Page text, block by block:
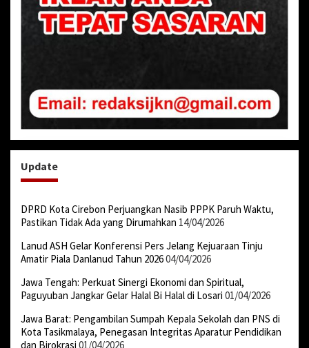
Update
DPRD Kota Cirebon Perjuangkan Nasib PPPK Paruh Waktu,
Pastikan Tidak Ada yang Dirumahkan 14/04/2026
Lanud ASH Gelar Konferensi Pers Jelang Kejuaraan Tinju
Amatir Piala Danlanud Tahun 202604/04/2026
Jawa Tengah: Perkuat Sinergi Ekonomi dan Spiritual,
Paguyuban Jangkar Gelar Halal Bi Halal di Losari 01/04/2026
Jawa Barat: Pengambilan Sumpah Kepala Sekolah dan PNS di
Kota Tasikmalaya, Penegasan Integritas Aparatur Pendidikan
dan Birokrasi 01/04/2026